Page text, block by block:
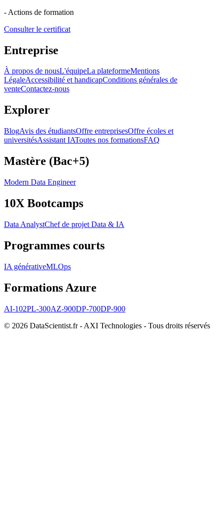
- Actions de formation
Consulter le certificat
Entreprise
À propos de nousL'équipeLa plateformeMentions
LégaleAccessibilité et handicapConditions générales de
venteContactez-nous
Explorer
BlogAvis des étudiantsOffre entreprisesOffre écoles et
universitésAssistant IAToutes nos formationsFAQ
Mastère (Bac+5)
Modern Data Engineer
10X Bootcamps
Data AnalystChef de projet Data & IA
Programmes courts
IA générativeMLOps
Formations Azure
AI-102PL-300AZ-900DP-700DP-900
© 2026 DataScientist.fr - AXI Technologies - Tous droits réservés